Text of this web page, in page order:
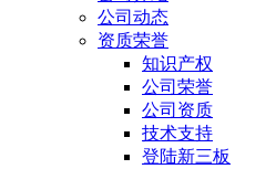
公司动态
资质荣誉
知识产权
公司荣誉
公司资质
技术支持
登陆新三板